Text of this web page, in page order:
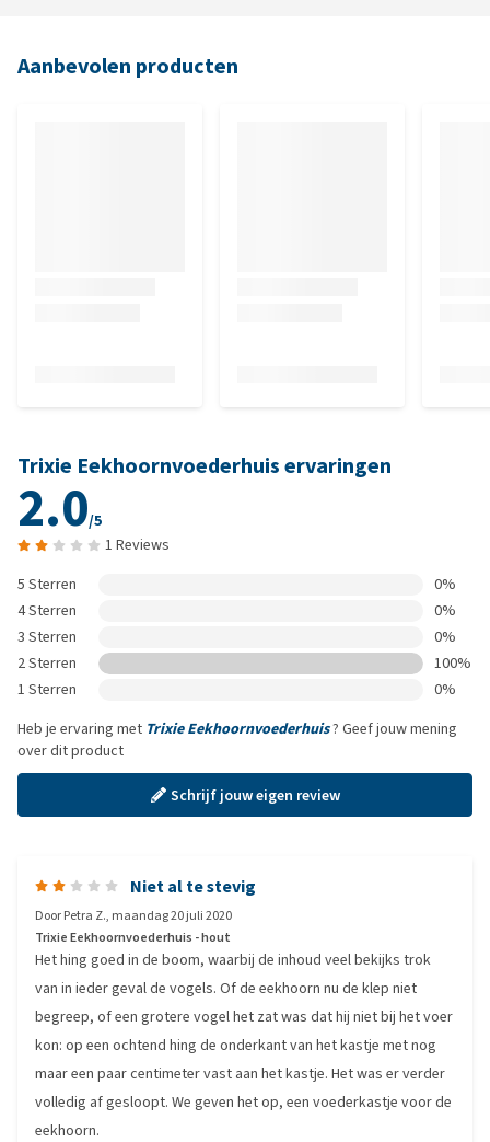
Aanbevolen producten
Trixie Eekhoornvoederhuis ervaringen
2.0/5
1 Reviews
5 Sterren
0%
4 Sterren
0%
3 Sterren
0%
2 Sterren
100%
1 Sterren
0%
Heb je ervaring met Trixie Eekhoornvoederhuis? Geef jouw mening
over dit product
Schrijf jouw eigen review
Niet al te stevig
DoorPetra Z., maandag 20 juli 2020
Trixie Eekhoornvoederhuis - hout
Het hing goed in de boom, waarbij de inhoud veel bekijks trok
van in ieder geval de vogels. Of de eekhoorn nu de klep niet
begreep, of een grotere vogel het zat was dat hij niet bij het voer
kon: op een ochtend hing de onderkant van het kastje met nog
maar een paar centimeter vast aan het kastje. Het was er verder
volledig af gesloopt. We geven het op, een voederkastje voor de
eekhoorn.